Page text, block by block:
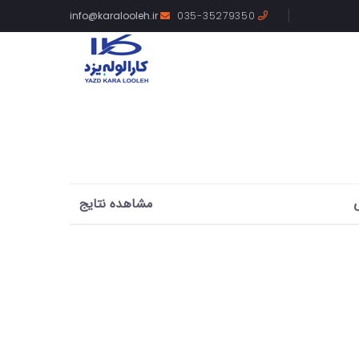
035-35279350
مشاهده نتایج